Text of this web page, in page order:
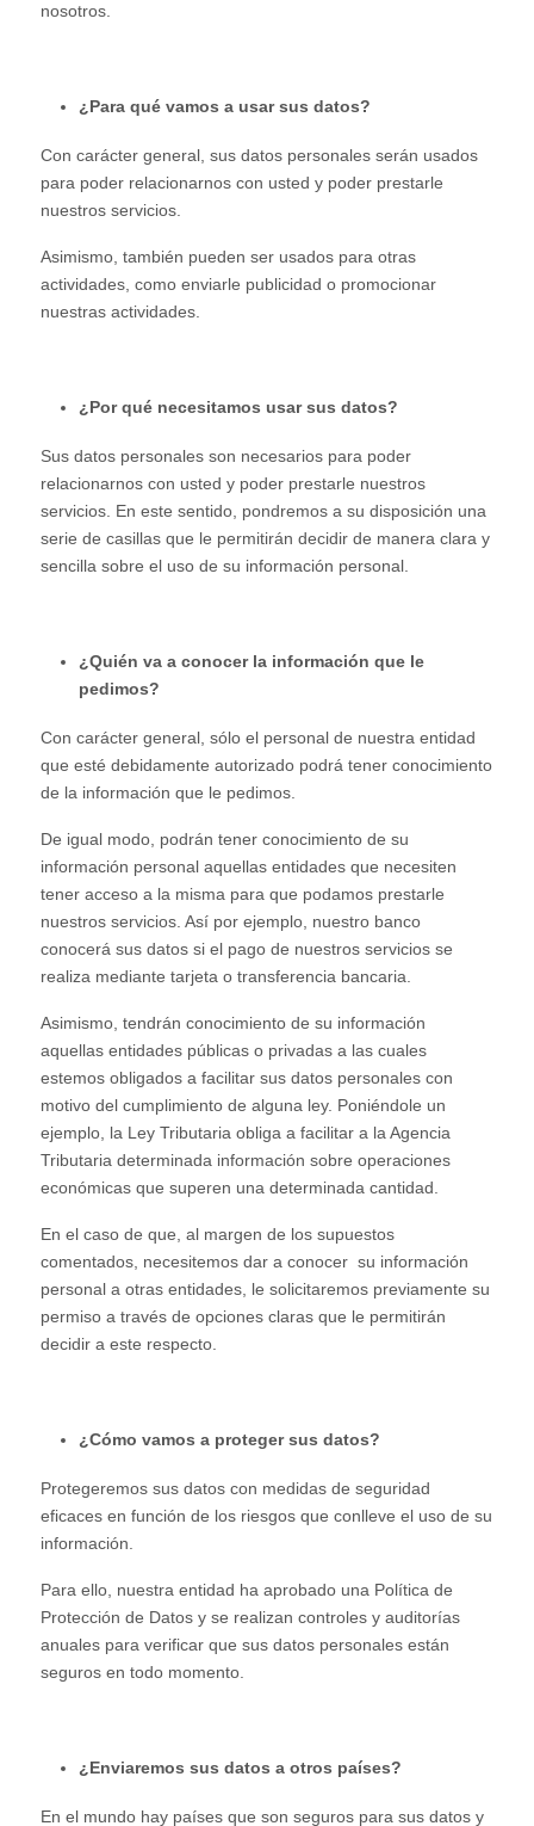
nosotros.
¿Para qué vamos a usar sus datos?
Con carácter general, sus datos personales serán usados
para poder relacionarnos con usted y poder prestarle
nuestros servicios.
Asimismo, también pueden ser usados para otras
actividades, como enviarle publicidad o promocionar
nuestras actividades.
¿Por qué necesitamos usar sus datos?
Sus datos personales son necesarios para poder
relacionarnos con usted y poder prestarle nuestros
servicios. En este sentido, pondremos a su disposición una
serie de casillas que le permitirán decidir de manera clara y
sencilla sobre el uso de su información personal.
¿Quién va a conocer la información que le
pedimos?
Con carácter general, sólo el personal de nuestra entidad
que esté debidamente autorizado podrá tener conocimiento
de la información que le pedimos.
De igual modo, podrán tener conocimiento de su
información personal aquellas entidades que necesiten
tener acceso a la misma para que podamos prestarle
nuestros servicios. Así por ejemplo, nuestro banco
conocerá sus datos si el pago de nuestros servicios se
realiza mediante tarjeta o transferencia bancaria.
Asimismo, tendrán conocimiento de su información
aquellas entidades públicas o privadas a las cuales
estemos obligados a facilitar sus datos personales con
motivo del cumplimiento de alguna ley. Poniéndole un
ejemplo, la Ley Tributaria obliga a facilitar a la Agencia
Tributaria determinada información sobre operaciones
económicas que superen una determinada cantidad.
En el caso de que, al margen de los supuestos
comentados, necesitemos dar a conocer su información
personal a otras entidades, le solicitaremos previamente su
permiso a través de opciones claras que le permitirán
decidir a este respecto.
¿Cómo vamos a proteger sus datos?
Protegeremos sus datos con medidas de seguridad
eficaces en función de los riesgos que conlleve el uso de su
información.
Para ello, nuestra entidad ha aprobado una Política de
Protección de Datos y se realizan controles y auditorías
anuales para verificar que sus datos personales están
seguros en todo momento.
¿Enviaremos sus datos a otros países?
En el mundo hay países que son seguros para sus datos y